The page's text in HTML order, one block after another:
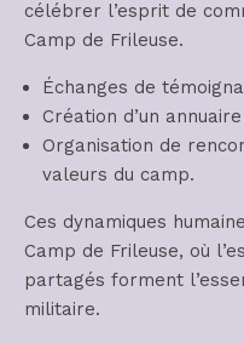
célébrer l’esprit de
Camp de Frileuse.
Échanges de
Création d’un
Organisation de
valeurs du camp.
Ces dynamiques
Camp de Frileuse, où
partagés forment
militaire.